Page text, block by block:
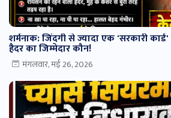
शर्मनाक: जिंदगी से ज्यादा एक 'सरकारी
हैदर का जिम्मेदार कौन!
मंगलवार, मई 26, 2026